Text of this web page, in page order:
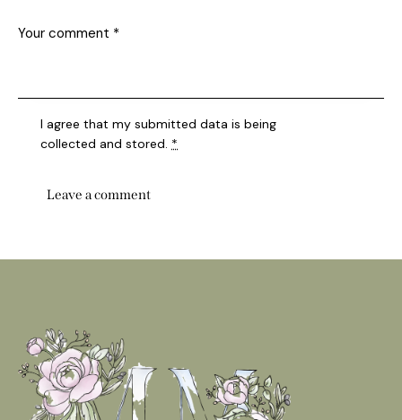
I agree that my submitted data is being
collected and stored. *